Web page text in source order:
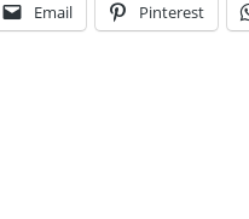
Email Pinterest